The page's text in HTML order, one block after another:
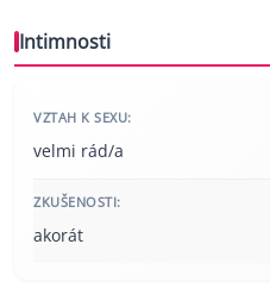
Intimnosti
VZTAH K SEXU:
velmi rád/a
ZKUŠENOSTI:
akorát